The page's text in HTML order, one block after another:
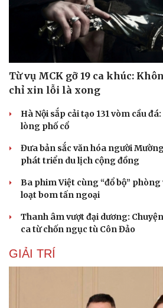
Du lịch
Săn Tour
check-in
Đọc
Kể
Hạt
Từ vụ MCK gỡ 19 ca khúc:
chỉ xin lỗi là xong
Hà Nội sắp cải tạo 131 vòm cầu
lòng phố cổ
Đưa bản sắc văn hóa người
phát triển du lịch cộng đồng
Ba phim Việt cùng “đổ bộ”
loạt bom tấn ngoại
Thanh âm vượt đại dương:
ca từ chốn ngục tù Côn Đảo
GIẢI TRÍ